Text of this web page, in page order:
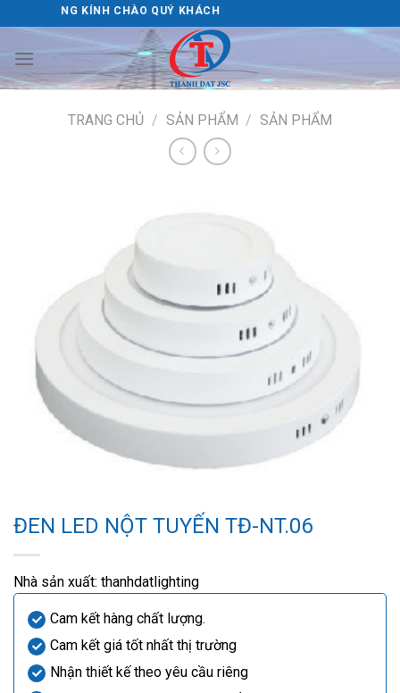
to
content
KÍNH CHÀO QUÝ KHÁCH
TRANG CHỦ / SẢN PHẨM / SẢN PHẨM
ĐEN LED NỘT TUYẾN TĐ-NT.06
Nhà sản xuất: thanhdatlighting
Cam kết hàng chất lượng.
Cam kết giá tốt nhất thị trường
Nhận thiết kế theo yêu cầu riêng